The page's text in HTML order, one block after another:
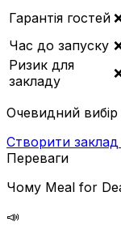
Гарантія гостей
Час до запуску
Ризик для
закладу
Очевидний
Створити
Переваги
Чому Meal for
📣